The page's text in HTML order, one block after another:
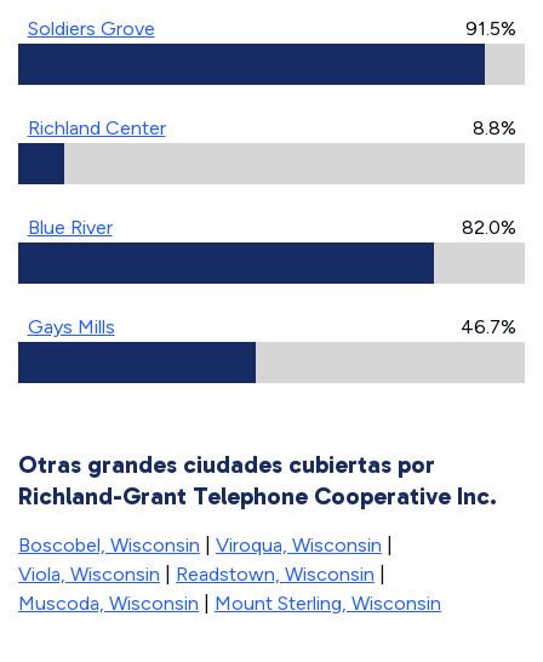
Soldiers Grove
91.5%
Richland Center 8.8%
Blue River 82.0%
Gays Mills 46.7%
Otras grandes ciudades cubiertas por
Richland-Grant Telephone Cooperative Inc.
Boscobel, Wisconsin Viroqua, Wisconsin
Viola, Wisconsin
Readstown, Wisconsin
Muscoda, Wisconsin
Mount Sterling, Wisconsin